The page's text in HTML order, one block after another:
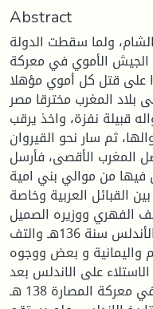
Abstract
ولما سقطت الدولة
بعد هزيمة الجيش الأموي في معركة
على قتل كل أموي مؤهلا
بلاد المغرب مخترقا مصر
قبيلة نفزة، واخذ يرقب
ثم سار نحو القيروان
المغرب الأقصى، فأرسل
فيها من موالي بني امية
القبائل العربية وخاصة
الفهري ووزيره الصميل
زعيم القيسية، ودخل عبد الرحمن الأندلس سنة 136هـ والتف
واليمانية و بعض ووجوه
على الاندلس بعد
هزيمة واليها يوسف الفهري في معركة المصارة 138 هـ